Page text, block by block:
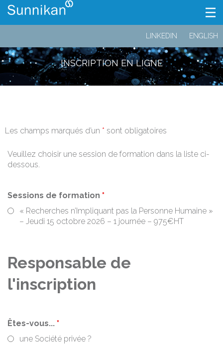
LINKEDIN ENGLISH
INSCRIPTION EN LIGNE
Les champs marqués d’un * sont obligatoires
Veuillez choisir une session de formation dans la liste ci-
dessous.
Sessions de formation *
« Recherches n’Impliquant pas la Personne Humaine »
– Jeudi 15 octobre 2026 – 1 journée – 975€HT
Responsable de
l'inscription
Êtes-vous... *
une Société privée ?